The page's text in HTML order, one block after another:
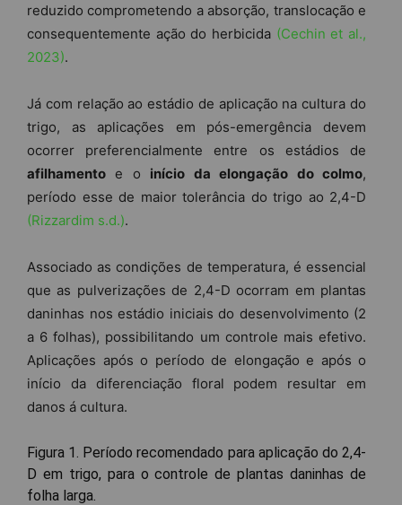
reduzido comprometendo a absorção, translocação e
consequentemente ação do herbicida (Cechin et al.,
2023).
Já com relação ao estádio de aplicação na cultura do
trigo, as aplicações em pós-emergência devem
ocorrer preferencialmente entre os estádios de
afilhamento e o início da elongação do colmo,
período esse de maior tolerância do trigo ao 2,4-D
(Rizzardim s.d.).
Associado as condições de temperatura, é essencial
que as pulverizações de 2,4-D ocorram em plantas
daninhas nos estádio iniciais do desenvolvimento (2
a 6 folhas), possibilitando um controle mais efetivo.
Aplicações após o período de elongação e após o
início da diferenciação floral podem resultar em
danos á cultura.
Figura 1. Período recomendado para aplicação do 2,4-
D em trigo, para o controle de plantas daninhas de
folha larga.